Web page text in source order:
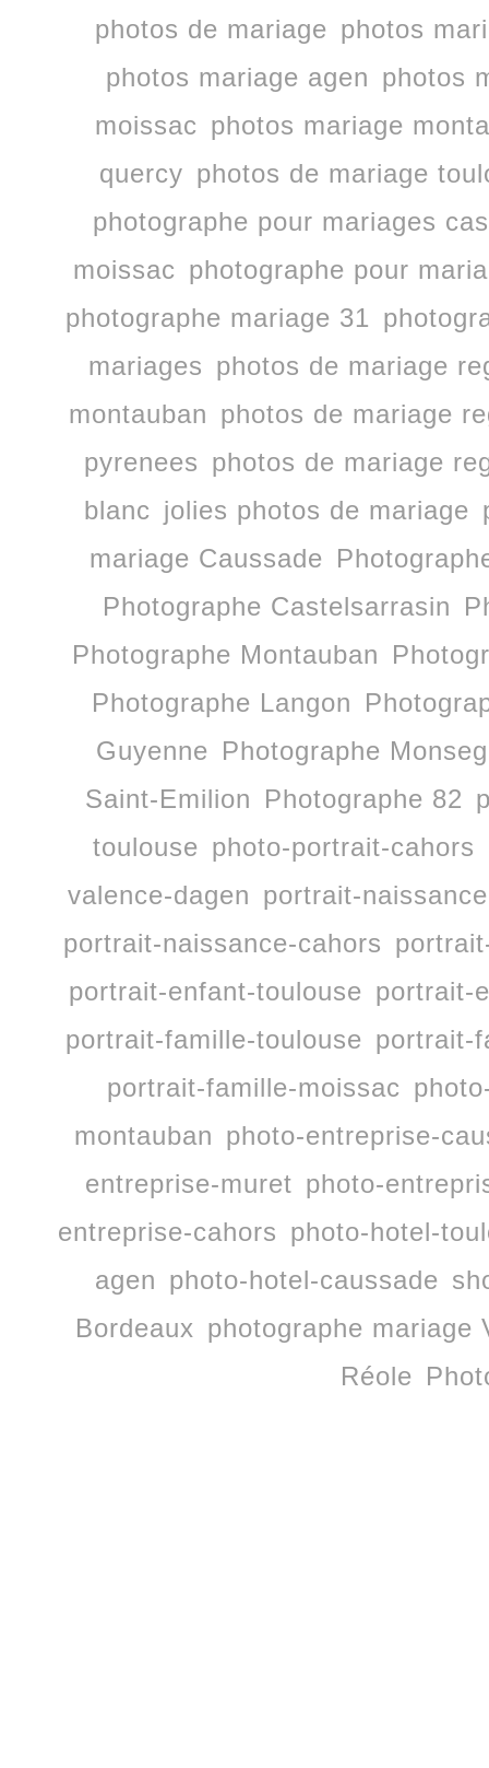
photos de mariage photos
photos mariage agen photos
moissac photos mariage
quercy photos de mariage
photographe pour mariages
moissac photographe pour
photographe mariage 31
mariages photos de mariage
montauban photos de mariage
pyrenees photos de mariage
blanc jolies photos de mariage
mariage Caussade
Photographe Castelsarrasin
Photographe Montauban
Photographe Langon
Guyenne Photographe
Saint-Emilion Photographe 82
toulouse photo-portrait-cahors
valence-dagen portrait-
portrait-naissance-cahors
portrait-enfant-toulouse portrait-
portrait-famille-toulouse portrait-
portrait-famille-moissac
montauban photo-entreprise-
entreprise-muret photo-
entreprise-cahors photo-hotel-
agen photo-hotel-caussade
Bordeaux photographe mariage
Réole